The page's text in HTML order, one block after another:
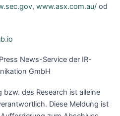
, www.asx.com.au/ od
News-Service der IR-
GmbH
des Research ist alleine
Diese Meldung ist